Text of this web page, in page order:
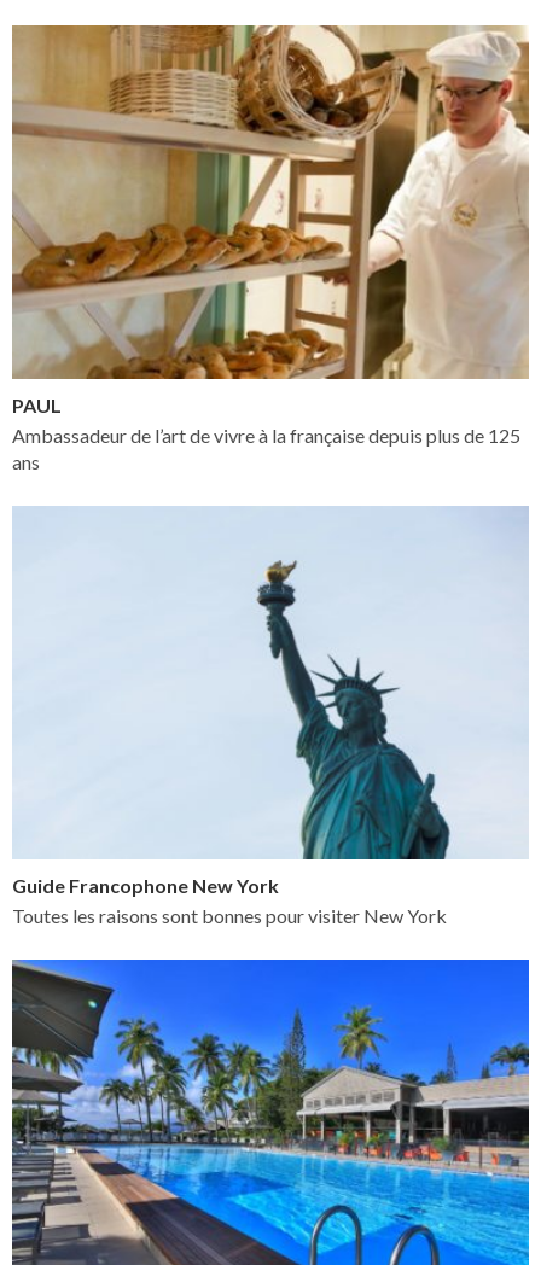
PAUL
Ambassadeur de l’art de vivre à la française depuis plus de 125
ans
Guide Francophone New York
Toutes les raisons sont bonnes pour visiter New York